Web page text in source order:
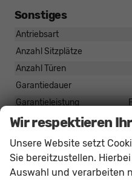
Sonstiges
Antriebsart
Anzahl Sitzplätze
Anzahl Türen
Garantiedauer
Garantieleistung
Kilometerstand
Kraftstoff: unterstützte
Rußpartikelfilter / SCR
Wir respektieren
Unsere Website setzt
Sie bereitzustellen.
Auswahl und verarbeiten